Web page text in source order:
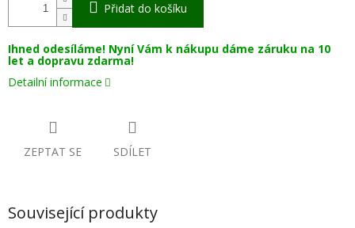
Přidat do košíku
Ihned odesíláme! Nyní Vám k nákupu dáme záruku na 10
let a dopravu zdarma!
Detailní informace
ZEPTAT SE SDÍLET
Související produkty